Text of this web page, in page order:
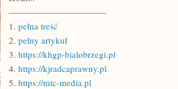
———————————
1. pełna treść
2. pełny artykuł
3. https://khgp-bialobrzegi.pl
4. https://kjradcaprawny.pl
5. https://mtc-media.pl